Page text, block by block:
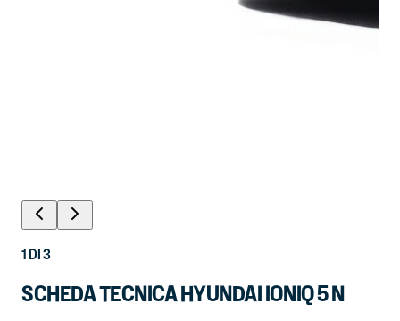
1DI3
SCHEDA TECNICA HYUNDAI IONIQ 5 N